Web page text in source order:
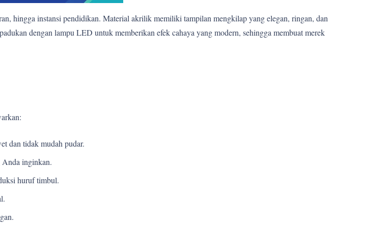
hingga instansi pendidikan. Material akrilik memiliki tampilan mengkilap yang elegan, ringan, dan
dengan lampu LED untuk memberikan efek cahaya yang modern, sehingga membuat merek
dan tidak mudah pudar.
Anda inginkan.
huruf timbul.